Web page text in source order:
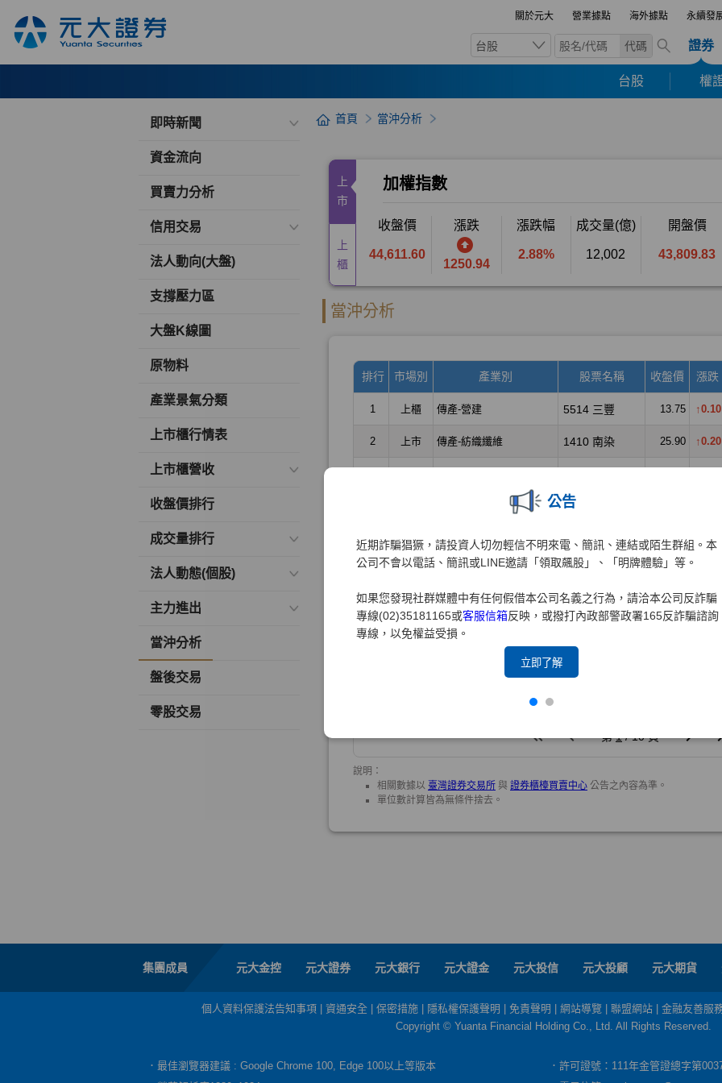
關於元大 營業據點 海外據點 永續發
台股 代碼 證券
台股 權
公告
近期詐騙猖獗，請投資人切勿輕信不明來電、簡訊、連結或陌生群組。本
公司不會以電話、簡訊或LINE邀請「領取飆股」、「明牌體驗」等。
如果您發現社群媒體中有任何假借本公司名義之行為，請洽本公司反詐騙
專線(02)35181165或客服信箱反映，或撥打內政部警政署165反詐騙諮詢
專線，以免權益受損。
立即了解
即時新聞
資金流向
買賣力分析
信用交易
法人動向(大盤)
支撐壓力區
大盤K線圖
原物料
產業景氣分類
上市櫃行情表
上市櫃營收
收盤價排行
成交量排行
法人動態(個股)
主力進出
當沖分析
盤後交易
零股交易
首頁 當沖分析
集團成員 元大金控 元大證券 元大銀行 元大證金 元大投信 元大投顧 元大期貨
個人資料保護法告知事項 資通安全 保密措施 隱私權保護聲明 免責聲明 網站導覽 聯盟網站
金融友善服
Copyright © Yuanta Financial Holding Co., Ltd. All Rights Reserved.
．最佳瀏覽器建議 : Google Chrome 100, Edge 100以上等版本
．許可證號：111年金管證總字第